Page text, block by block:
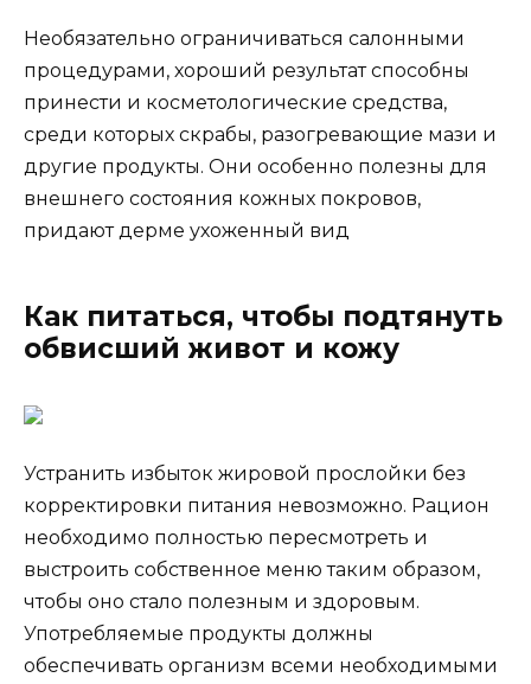
Необязательно ограничиваться салонными
процедурами, хороший результат способны
принести и косметологические средства,
среди которых скрабы, разогревающие мази и
другие продукты. Они особенно полезны для
внешнего состояния кожных покровов,
придают дерме ухоженный вид
Как питаться, чтобы подтянуть
обвисший живот и кожу
Устранить избыток жировой прослойки без
корректировки питания невозможно. Рацион
необходимо полностью пересмотреть и
выстроить собственное меню таким образом,
чтобы оно стало полезным и здоровым.
Употребляемые продукты должны
обеспечивать организм всеми необходимыми